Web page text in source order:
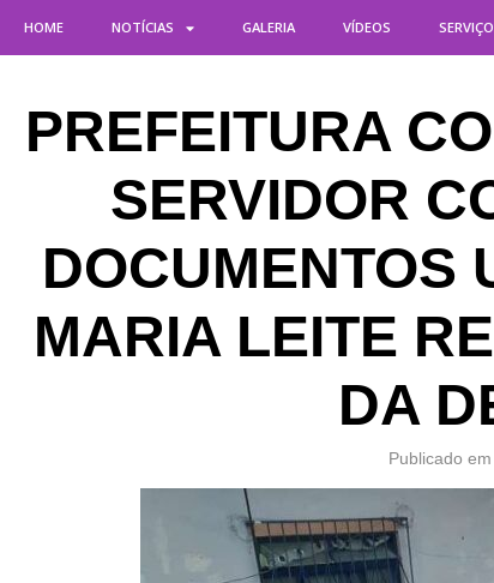
HOME NOTÍCIAS GALERIA VÍDEOS
PREFEITURA
SERVIDOR
DOCUMENTOS
MARIA LEITE
DA
Publicado em